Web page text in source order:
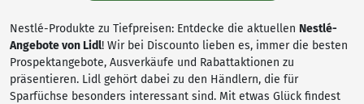
Nestlé-Produkte zu Tiefpreisen: Entdecke die aktuellen Nestlé-
Angebote von Lidl! Wir bei Discounto lieben es, immer die besten
Prospektangebote, Ausverkäufe und Rabattaktionen zu
präsentieren. Lidl gehört dabei zu den Händlern, die für
Sparfüchse besonders interessant sind. Mit etwas Glück findest